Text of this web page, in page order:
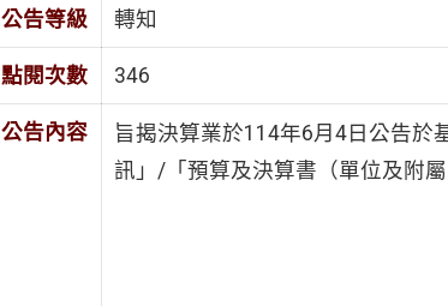
公告等級 轉知
點閱次數 346
公告內容
旨揭決算業於114年6月4日公告於
訊」/「預算及決算書（單位及附